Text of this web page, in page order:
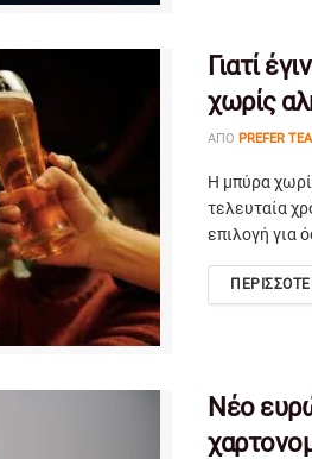
Γιατί
χωρίς
ΑΠΌ PREFER
Η μπύρα
τελευταία
επιλογή για
Νέο